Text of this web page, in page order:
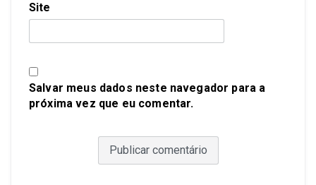
Site
Salvar meus dados neste navegador para a
próxima vez que eu comentar.